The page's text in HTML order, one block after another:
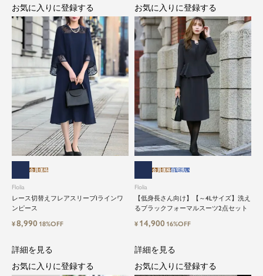
Flolia
レース切替えフレアスリーブIラインワ
ンピース
会員価格
¥8,990 18%OFF
お気に入りに登録する
Flolia
【低身長さん向け】【～4Lサイズ】洗え
るブラックフォーマルスーツ2点セット
会員価格自宅洗い
¥ 14,900 16%OFF
お気に入りに登録する
詳細を見る
お気に入りに登録する
詳細を見る
お気に入りに登録する